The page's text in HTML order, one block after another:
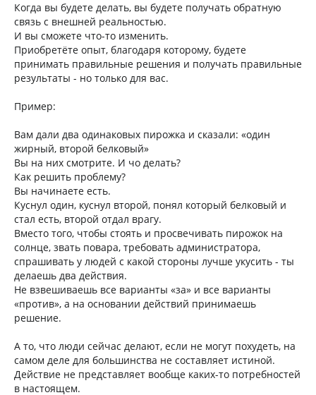
Когда вы будете делать, вы будете получать обратную
связь с внешней реальностью.
И вы сможете что-то изменить.
Приобретёте опыт, благодаря которому, будете
принимать правильные решения и получать правильные
результаты - но только для вас.
Пример:
Вам дали два одинаковых пирожка и сказали: «один
жирный, второй белковый»
Вы на них смотрите. И чо делать?
Как решить проблему?
Вы начинаете есть.
Куснул один, куснул второй, понял который белковый и
стал есть, второй отдал врагу.
Вместо того, чтобы стоять и просвечивать пирожок на
солнце, звать повара, требовать администратора,
спрашивать у людей с какой стороны лучше укусить - ты
делаешь два действия.
Не взвешиваешь все варианты «за» и все варианты
«против», а на основании действий принимаешь
решение.
А то, что люди сейчас делают, если не могут похудеть, на
самом деле для большинства не составляет истиной.
Действие не представляет вообще каких-то потребностей
в настоящем.